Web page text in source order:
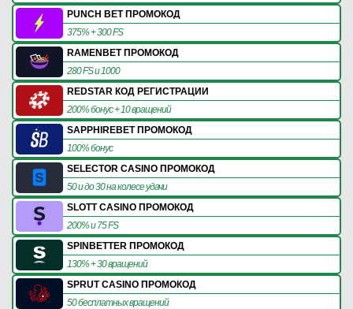
PUNCH BET ПРОМОКОД
375% + 300 FS
RAMENBET ПРОМОКОД
280 FS и 1000
REDSTAR КОД РЕГИСТРАЦИИ
200% бонус + 10 вращений
SAPPHIREBET ПРОМОКОД
100% бонус
SELECTOR CASINO ПРОМОКОД
50 и до 30 на колесе удачи
SLOTT CASINO ПРОМОКОД
200% и 75 FS
SPINBETTER ПРОМОКОД
130% + 30 вращений
SPRUT CASINO ПРОМОКОД
50 бесплатных вращений